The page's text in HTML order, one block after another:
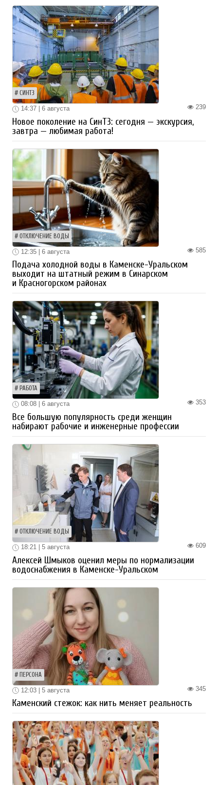
СИНТЗ
239
14:37 | 6 августа
Новое поколение на СинТЗ: сегодня — экскурсия,
завтра — любимая работа!
ОТКЛЮЧЕНИЕ ВОДЫ
585
12:35 | 6 августа
Подача холодной воды в Каменске-Уральском
выходит на штатный режим в Синарском
и Красногорском районах
РАБОТА
353
08:08 | 6 августа
Все большую популярность среди женщин
набирают рабочие и инженерные профессии
ОТКЛЮЧЕНИЕ ВОДЫ
609
18:21 | 5 августа
Алексей Шмыков оценил меры по нормализации
водоснабжения в Каменске-Уральском
ПЕРСОНА
345
12:03 | 5 августа
Каменский стежок: как нить меняет реальность